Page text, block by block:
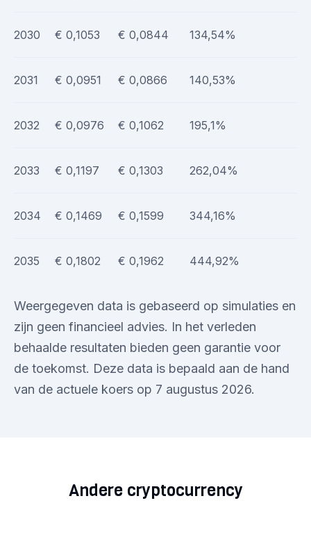
2030 € 0,1053 € 0,0844 134,54%
2031 € 0,0951 € 0,0866 140,53%
2032 € 0,0976 € 0,1062 195,1%
2033 € 0,1197 € 0,1303 262,04%
2034 € 0,1469 € 0,1599 344,16%
2035 € 0,1802 € 0,1962 444,92%
Weergegeven data is gebaseerd op simulaties en
zijn geen financieel advies. In het verleden
behaalde resultaten bieden geen garantie voor
de toekomst. Deze data is bepaald aan de hand
van de actuele koers op 7 augustus 2026.
Andere cryptocurrency